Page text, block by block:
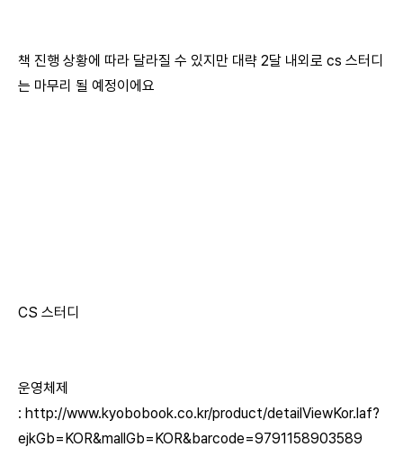
책 진행 상황에 따라 달라질 수 있지만 대략 2달 내외로 cs 스터디
는 마무리 될 예정이에요
CS 스터디
운영체제
: http://www.kyobobook.co.kr/product/detailViewKor.laf?
ejkGb=KOR&mallGb=KOR&barcode=9791158903589